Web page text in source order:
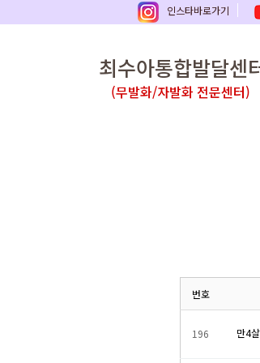
인스타바로가기
최수아통합발달센
(무발화/자발화 전문센터)
번호
196 만4